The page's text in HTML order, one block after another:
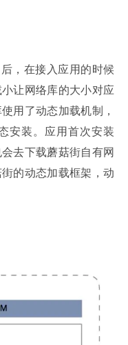
，在接入应用的时候
让网络库的大小对应
用了动态加载机制，
安装。应用首次安装
去下载蘑菇街自有网
的动态加载框架，动